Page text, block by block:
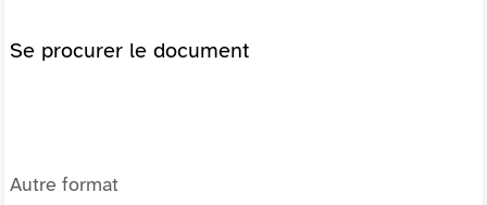
Se procurer le document
Autre format